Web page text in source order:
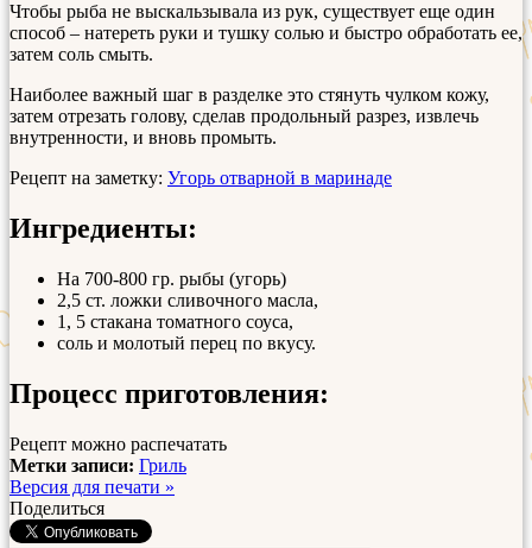
Чтобы рыба не выскальзывала из рук, существует еще один
способ – натереть руки и тушку солью и быстро обработать ее,
затем соль смыть.
Наиболее важный шаг в разделке это стянуть чулком кожу,
затем отрезать голову, сделав продольный разрез, извлечь
внутренности, и вновь промыть.
Рецепт на заметку: Угорь отварной в маринаде
Ингредиенты:
На 700-800 гр. рыбы (угорь)
2,5 ст. ложки сливочного масла,
1, 5 стакана томатного соуса,
соль и молотый перец по вкусу.
Процесс приготовления:
Рецепт можно распечатать
Метки записи: Гриль
Версия для печати »
Поделиться